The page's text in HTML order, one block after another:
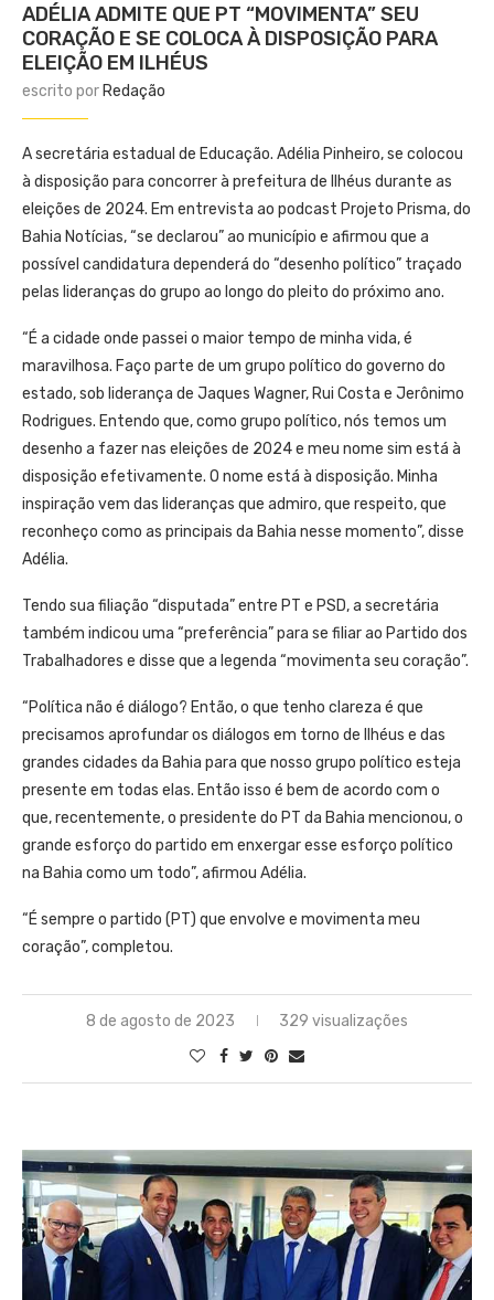
ADÉLIA ADMITE QUE PT “MOVIMENTA” SEU
CORAÇÃO E SE COLOCA À DISPOSIÇÃO PARA
ELEIÇÃO EM ILHÉUS
escrito por Redação
A secretária estadual de Educação. Adélia Pinheiro, se colocou
à disposição para concorrer à prefeitura de Ilhéus durante as
eleições de 2024. Em entrevista ao podcast Projeto Prisma, do
Bahia Notícias, “se declarou” ao município e afirmou que a
possível candidatura dependerá do “desenho político” traçado
pelas lideranças do grupo ao longo do pleito do próximo ano.
“É a cidade onde passei o maior tempo de minha vida, é
maravilhosa. Faço parte de um grupo político do governo do
estado, sob liderança de Jaques Wagner, Rui Costa e Jerônimo
Rodrigues. Entendo que, como grupo político, nós temos um
desenho a fazer nas eleições de 2024 e meu nome sim está à
disposição efetivamente. O nome está à disposição. Minha
inspiração vem das lideranças que admiro, que respeito, que
reconheço como as principais da Bahia nesse momento”, disse
Adélia.
Tendo sua filiação “disputada” entre PT e PSD, a secretária
também indicou uma “preferência” para se filiar ao Partido dos
Trabalhadores e disse que a legenda “movimenta seu coração”.
“Política não é diálogo? Então, o que tenho clareza é que
precisamos aprofundar os diálogos em torno de Ilhéus e das
grandes cidades da Bahia para que nosso grupo político esteja
presente em todas elas. Então isso é bem de acordo com o
que, recentemente, o presidente do PT da Bahia mencionou, o
grande esforço do partido em enxergar esse esforço político
na Bahia como um todo”, afirmou Adélia.
“É sempre o partido (PT) que envolve e movimenta meu
coração”, completou.
8 de agosto de 2023 329 visualizações